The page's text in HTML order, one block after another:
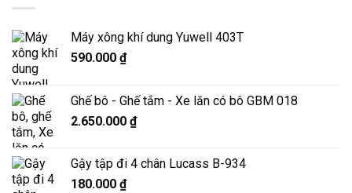
Máy xông khí dung Yuwell 403T
590.000 ₫
Ghế bô - Ghế tắm - Xe lăn có bô GBM 018
2.650.000 ₫
Gậy tập đi 4 chân Lucass B-934
180.000 ₫